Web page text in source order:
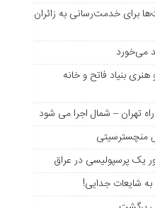
برای خدمت‌رسانی به زائران
می‌خورد
بنیاد فاتح و خانه
تهران – شمال اجرا می شود
منچسترسیتی
یک پرسپولیسی در عراق
شایعات جدایی!